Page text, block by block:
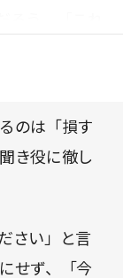
学んでみて
のは「損す
き役に徹し
さい」と言
せず、「今